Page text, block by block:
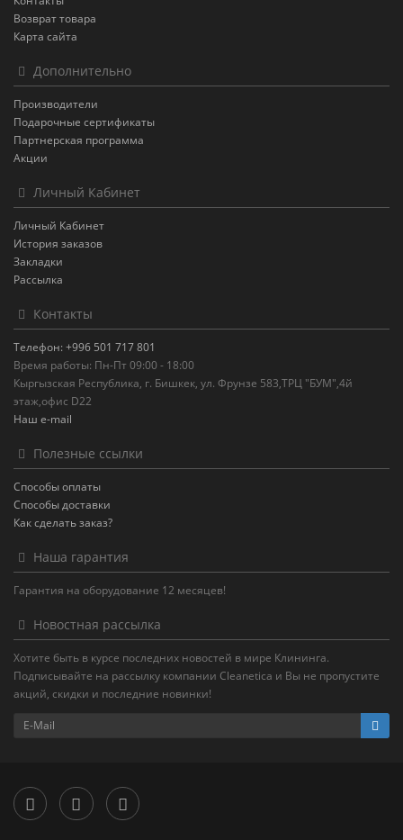
Возврат товара
Карта сайта
Дополнительно
Производители
Подарочные сертификаты
Партнерская программа
Акции
Личный Кабинет
Личный Кабинет
История заказов
Закладки
Рассылка
Контакты
Телефон: +996 501 717 801
Время работы: Пн-Пт 09:00 - 18:00
Кыргызская Республика, г. Бишкек, ул. Фрунзе 583,ТРЦ "БУМ",4й
этаж,офис D22
Наш e-mail
Полезные ссылки
Способы оплаты
Способы доставки
Как сделать заказ?
Наша гарантия
Гарантия на оборудование 12 месяцев!
Новостная рассылка
Хотите быть в курсе последних новостей в мире Клининга.
Подписывайте на рассылку компании Cleanetica и Вы не пропустите
акций, скидки и последние новинки!